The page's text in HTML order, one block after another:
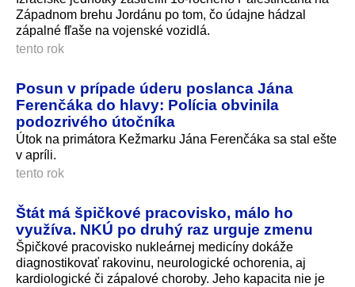
Západnom brehu Jordánu po tom, čo údajne hádzal
zápalné fľaše na vojenské vozidlá.
tento rok
Posun v prípade úderu poslanca Jána
Ferenčáka do hlavy: Polícia obvinila
podozrivého útočníka
Útok na primátora Kežmarku Jána Ferenčáka sa stal ešte
v apríli.
tento rok
Štát má špičkové pracovisko, málo ho
využíva. NKÚ po druhý raz urguje zmenu
Špičkové pracovisko nukleárnej medicíny dokáže
diagnostikovať rakovinu, neurologické ochorenia, aj
kardiologické či zápalové choroby. Jeho kapacita nie je